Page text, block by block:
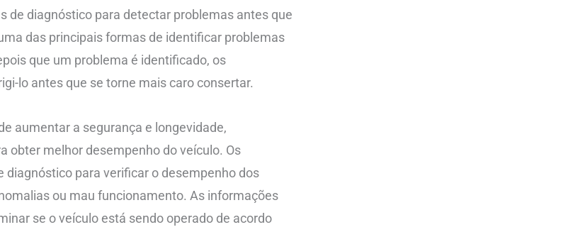
de diagnóstico para detectar problemas antes que
das principais formas de identificar problemas
que um problema é identificado, os
lo antes que se torne mais caro consertar.
aumentar a segurança e longevidade,
obter melhor desempenho do veículo. Os
para verificar o desempenho dos
ou mau funcionamento. As informações
se o veículo está sendo operado de acordo